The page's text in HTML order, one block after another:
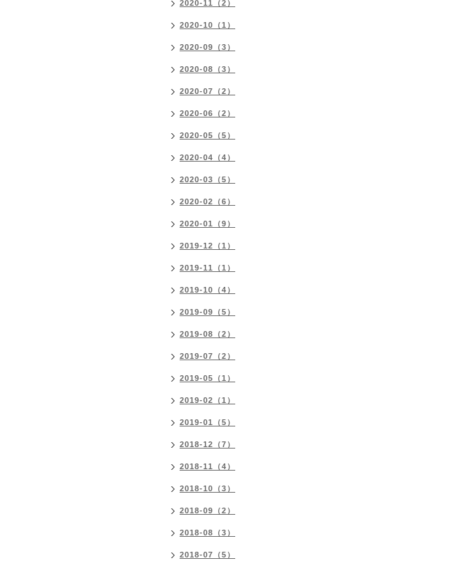
2020-11（2）
2020-10（1）
2020-09（3）
2020-08（3）
2020-07（2）
2020-06（2）
2020-05（5）
2020-04（4）
2020-03（5）
2020-02（6）
2020-01（9）
2019-12（1）
2019-11（1）
2019-10（4）
2019-09（5）
2019-08（2）
2019-07（2）
2019-05（1）
2019-02（1）
2019-01（5）
2018-12（7）
2018-11（4）
2018-10（3）
2018-09（2）
2018-08（3）
2018-07（5）